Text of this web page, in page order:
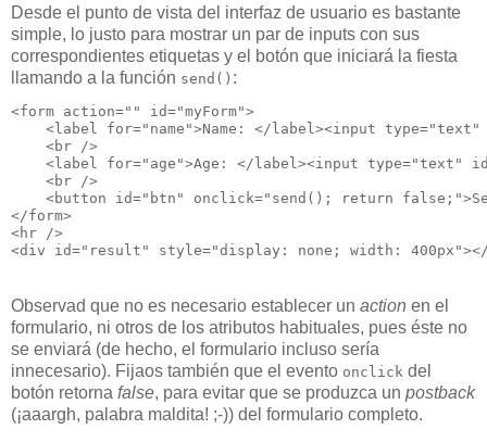
Desde el punto de vista del interfaz de usuario es bastante
simple, lo justo para mostrar un par de inputs con sus
correspondientes etiquetas y el botón que iniciará la fiesta
llamando a la función send() :
<form action="" id="myForm">
<label for="name">Name: </label><input type="text"
    <br />
<label for="age">Age: </label><input type="text"
    <br />
<button id="btn" onclick="send(); return
</form>
<hr />
<div id="result" style="display: none; width:
Observad que no es necesario establecer un action en el
formulario, ni otros de los atributos habituales, pues éste no
se enviará (de hecho, el formulario incluso sería
innecesario). Fijaos también que el evento onclick del
botón retorna false, para evitar que se produzca un postback
(¡aaargh, palabra maldita! ;-)) del formulario completo.